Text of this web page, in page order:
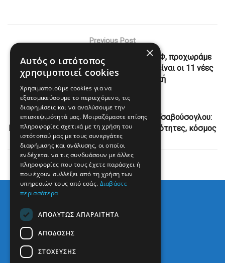
Previous Post
Καραμανλής: Το Τραμ επέστρεψε στο ΣΕΦ, προχωράμε
την επέκταση προς Πειραιά – Ποιες θα είναι οι 11 νέες
στάσεις | ενότητες, πολιτική
Next Post
Σύντομη συνάντηση Φον Ντερ Λάιεν με Τσαβούσογλου:
Περιμένουμε αξιόπιστες χειρονομίες | ενότητες, κόσμος
×
Αυτός ο ιστότοπος
χρησιμοποιεί cookies
Χρησιμοποιούμε cookies για να
εξατομικεύσουμε το περιεχόμενο, τις
διαφημίσεις και να αναλύσουμε την
επισκεψιμότητά μας. Μοιραζόμαστε επίσης
πληροφορίες σχετικά με τη χρήση του
ιστότοπού μας με τους συνεργάτες
διαφήμισης και ανάλυσης, οι οποίοι
ενδέχεται να τις συνδυάσουν με άλλες
πληροφορίες που τους έχετε παράσχει ή
που έχουν συλλέξει από τη χρήση των
υπηρεσιών τους από εσάς. Διαβάστε
περισσότερα
ΑΠΟΛΎΤΩΣ ΑΠΑΡΑΊΤΗΤΑ
ΑΠΌΔΟΣΗΣ
ΣΤΌΧΕΥΣΗΣ